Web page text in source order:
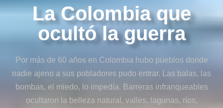
La Colombia que
ocultó la guerra
Por más de 60 años en Colombia hubo pueblos donde
nadie ajeno a sus pobladores pudo entrar. Las balas, las
bombas, el miedo, lo impedía. Barreras infranqueables
ocultaron la belleza natural, valles, lagunas, ríos,